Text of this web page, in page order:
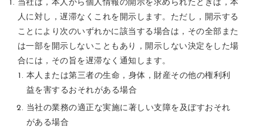
当社は，本人から個人情報の開示を求められたときは，本
人に対し，遅滞なくこれを開示します。ただし，開示する
ことにより次のいずれかに該当する場合は，その全部また
は一部を開示しないこともあり，開示しない決定をした場
合には，その旨を遅滞なく通知します。
本人または第三者の生命，身体，財産その他の権利利
益を害するおそれがある場合
当社の業務の適正な実施に著しい支障を及ぼすおそれ
がある場合